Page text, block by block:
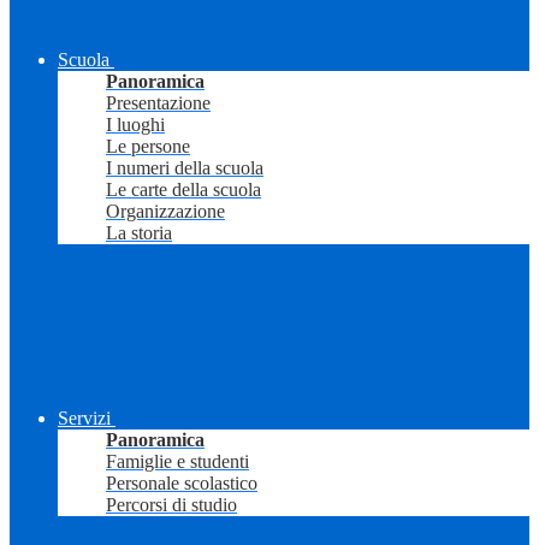
Scuola
Panoramica
Presentazione
I luoghi
Le persone
I numeri della scuola
Le carte della scuola
Organizzazione
La storia
Servizi
Panoramica
Famiglie e studenti
Personale scolastico
Percorsi di studio